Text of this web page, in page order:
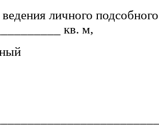
личного
кв. м,